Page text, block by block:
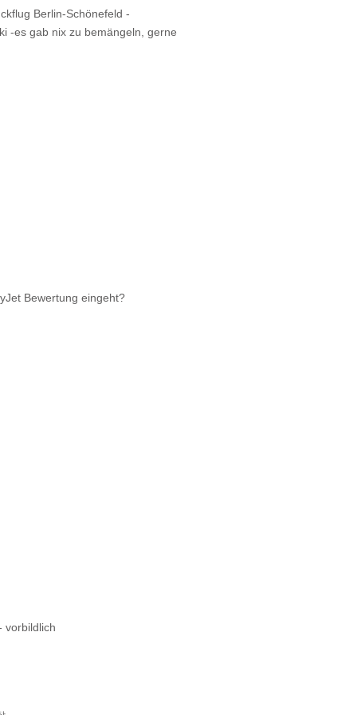
Berlin-Schönefeld -
-es gab nix zu bemängeln, gerne
Bewertung eingeht?
vorbildlich